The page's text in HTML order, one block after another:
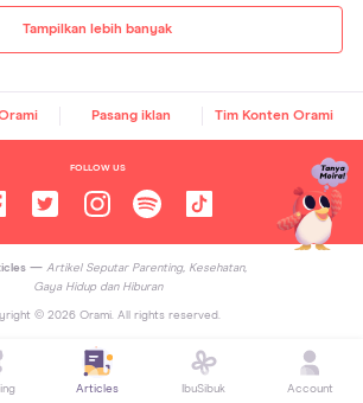
Tampilkan lebih banyak
Pasang iklan Tim Konten Orami
FOLLOW US
— Artikel Seputar Parenting, Kesehatan,
Gaya Hidup dan Hiburan
© 2026Orami. All rights reserved.
Articles IbuSibuk Account